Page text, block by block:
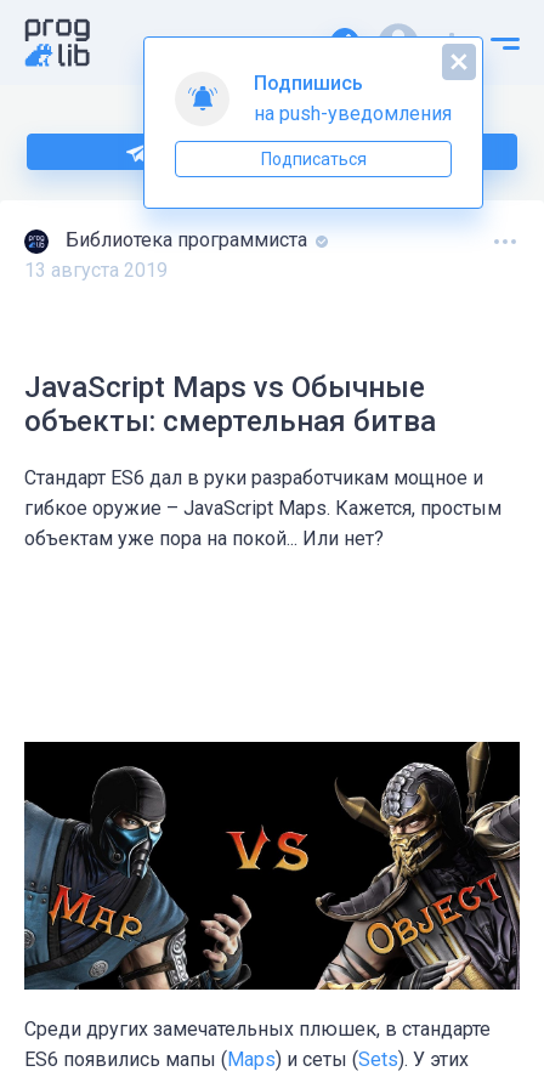
Подпишитесь на нас в Telegram
Библиотека программиста
13 августа 2019
JavaScript Maps vs Обычные
объекты: смертельная битва
Стандарт ES6 дал в руки разработчикам мощное и
гибкое оружие – JavaScript Maps. Кажется, простым
объектам уже пора на покой... Или нет?
Среди других замечательных плюшек, в стандарте
ES6 появились мапы (Maps) и сеты (Sets). У этих
Подпишись
на push-уведомления
Подписаться